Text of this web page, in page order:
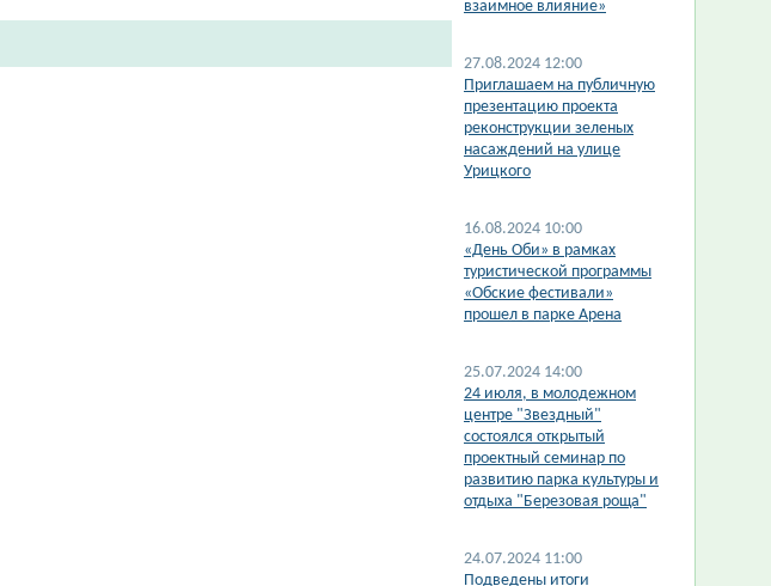
взаимное влияние»
27.08.2024 12:00
​Приглашаем на публичную
презентацию проекта
реконструкции зеленых
насаждений на улице
Урицкого
16.08.2024 10:00
«День Оби» в рамках
туристической программы
«Обские фестивали»
прошел в парке Арена
25.07.2024 14:00
​24 июля, в молодежном
центре "Звездный"
состоялся открытый
проектный семинар по
развитию парка культуры и
отдыха "Березовая роща"
24.07.2024 11:00
Подведены итоги